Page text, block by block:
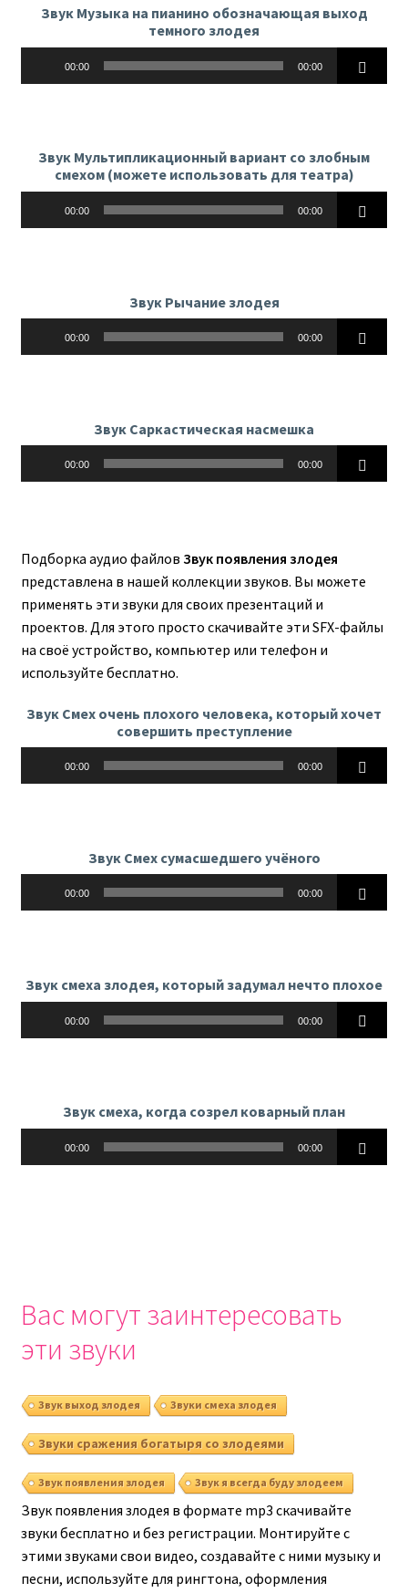
Звук Музыка на пианино обозначающая выход
темного злодея
00:00 00:00
Звук Мультипликационный вариант со злобным
смехом (можете использовать для театра)
00:00 00:00
Звук Рычание злодея
00:00 00:00
Звук Саркастическая насмешка
00:00 00:00
Подборка аудио файлов Звук появления злодея
представлена в нашей коллекции звуков. Вы можете
применять эти звуки для своих презентаций и
проектов. Для этого просто скачивайте эти SFX-файлы
на своё устройство, компьютер или телефон и
используйте бесплатно.
Звук Смех очень плохого человека, который хочет
совершить преступление
00:00 00:00
Звук Смех сумасшедшего учёного
00:00 00:00
Звук смеха злодея, который задумал нечто плохое
00:00 00:00
Звук смеха, когда созрел коварный план
00:00 00:00
Вас могут заинтересовать
эти звуки
Звук выход злодея Звуки смеха злодея
Звуки сражения богатыря со злодеями
Звук появления злодея Звук я всегда буду злодеем
Звук появления злодея в формате mp3 скачивайте
звуки бесплатно и без регистрации. Монтируйте с
этими звуками свои видео, создавайте с ними музыку и
песни, используйте для рингтона, оформления